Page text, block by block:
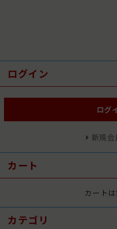
ログイン
ログ
新規会
カート
カート
カテゴリ